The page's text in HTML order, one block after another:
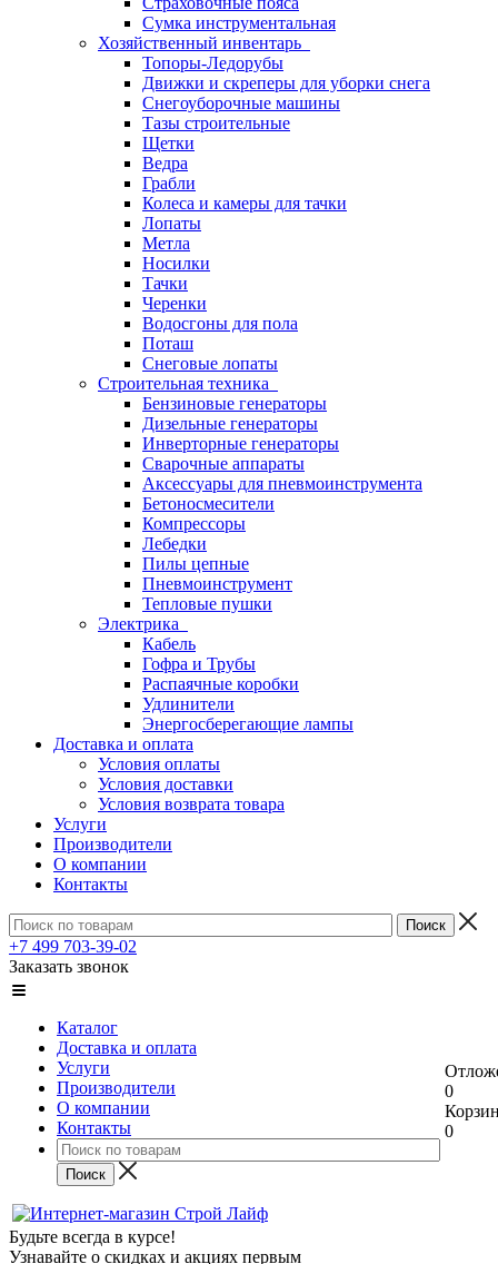
Сумка инструментальная
Хозяйственный инвентарь
Топоры-Ледорубы
Движки и скреперы для уборки снега
Снегоуборочные машины
Тазы строительные
Щетки
Ведра
Грабли
Колеса и камеры для тачки
Лопаты
Метла
Носилки
Тачки
Черенки
Водосгоны для пола
Поташ
Снеговые лопаты
Строительная техника
Бензиновые генераторы
Дизельные генераторы
Инверторные генераторы
Сварочные аппараты
Аксессуары для пневмоинструмента
Бетоносмесители
Компрессоры
Лебедки
Пилы цепные
Пневмоинструмент
Тепловые пушки
Электрика
Кабель
Гофра и Трубы
Распаячные коробки
Удлинители
Энергосберегающие лампы
Доставка и оплата
Условия оплаты
Условия доставки
Условия возврата товара
Услуги
Производители
О компании
Контакты
+7 499 703-39-02
Заказать звонок
Каталог
Доставка и оплата
Услуги
Производители
О компании
Контакты
0
0
Будьте всегда в курсе!
Узнавайте о скидках и акциях первым